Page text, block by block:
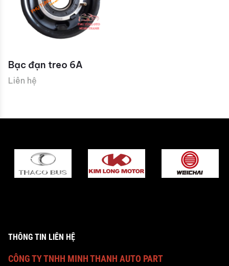
Bạc đạn treo 6A
Liên hệ
THÔNG TIN LIÊN HỆ
CÔNG TY TNHH MINH THANH AUTO PART